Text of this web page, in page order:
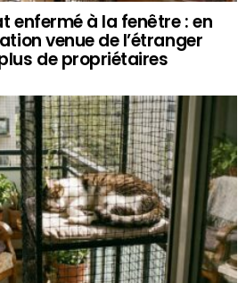
enfermé à la fenêtre : en
venue de l’étranger
de propriétaires